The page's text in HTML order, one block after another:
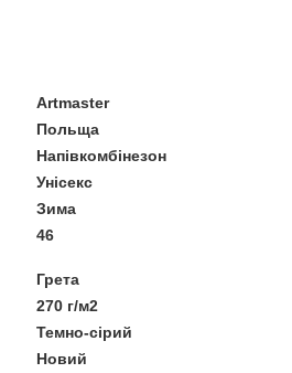
Artmaster
Польща
Напівкомбінезон
Унісекс
Зима
46
Грета
270 г/м2
Темно-сірий
Новий